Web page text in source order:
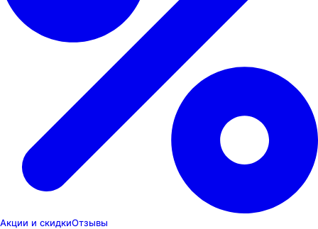
Акции и скидкиОтзывы